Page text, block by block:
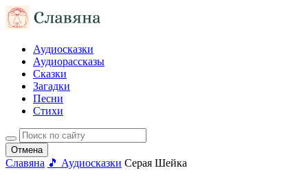
Аудиосказки
Аудиорассказы
Сказки
Загадки
Песни
Стихи
Отмена
Славяна 🎵 Аудиосказки Серая Шейка